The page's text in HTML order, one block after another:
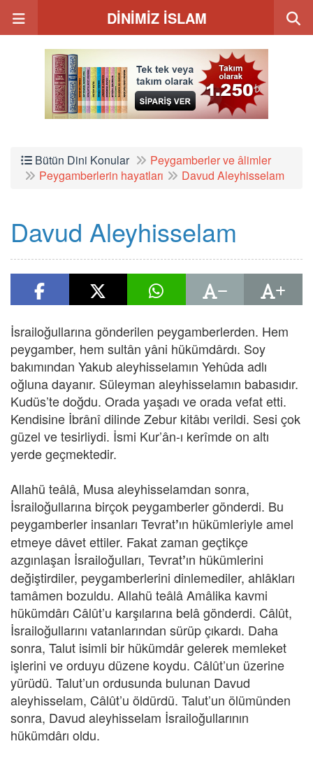
DİNİMİZ İSLAM
Bütün Dini Konular
Peygamberler ve âlimler
Peygamberlerin hayatları
Davud Aleyhisselam
Davud Aleyhisselam
İsrailoğullarına gönderilen peygamberlerden. Hem
peygamber, hem sultân yâni hükümdârdı. Soy
bakımından Yakub aleyhisselamın Yehûda adlı
oğluna dayanır. Süleyman aleyhisselamın babasıdır.
Kudüs’te doğdu. Orada yaşadı ve orada vefat etti.
Kendisine İbrânî dilinde Zebur kitâbı verildi. Sesi çok
güzel ve tesirliydi. İsmi Kur’ân-ı kerîmde on altı
yerde geçmektedir.
Allahü teâlâ, Musa aleyhisselamdan sonra,
İsrailoğullarına birçok peygamberler gönderdi. Bu
peygamberler insanları Tevrat’ın hükümleriyle amel
etmeye dâvet ettiler. Fakat zaman geçtikçe
azgınlaşan İsrailoğulları, Tevrat’ın hükümlerini
değiştirdiler, peygamberlerini dinlemediler, ahlâkları
tamâmen bozuldu. Allahü teâlâ Amâlika kavmi
hükümdârı Câlût’u karşılarına belâ gönderdi. Câlût,
İsrailoğullarını vatanlarından sürüp çıkardı. Daha
sonra, Talut isimli bir hükümdâr gelerek memleket
işlerini ve orduyu düzene koydu. Câlût’un üzerine
yürüdü. Talut’un ordusunda bulunan Davud
aleyhisselam, Câlût’u öldürdü. Talut’un ölümünden
sonra, Davud aleyhisselam İsrailoğullarının
hükümdârı oldu.